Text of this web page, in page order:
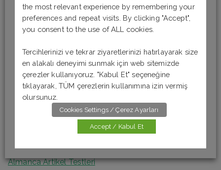
Son Yazılar
Almanca Okuma-Anlama Testi 5 [B1]
Almanca Okuma – Anlama Testi 4 [A2]
Almanca Okuma-Anlama Testi 3 [A2]
Almanca Okuma Anlama Testi 2 [A1]
Almanca Artikel Testleri
the most relevant experience by remembering your
preferences and repeat visits. By clicking "Accept",
you consent to the use of ALL cookies.
Tercihlerinizi ve tekrar ziyaretlerinizi hatırlayarak size
en alakalı deneyimi sunmak için web sitemizde
çerezler kullanıyoruz. "Kabul Et" seçeneğine
tıklayarak, TÜM çerezlerin kullanımına izin vermiş
olursunuz.
Cookies Settings / Çerez Ayarları
Accept / Kabul Et